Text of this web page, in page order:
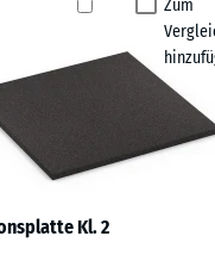
- Beständigkeit gegen
(EN 12616) -
(EN 16165) -
- Skalenwert 2 =
Zum
Kl. 2